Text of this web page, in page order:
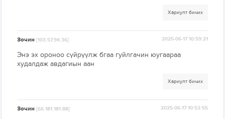
Хариулт бичих
Зочин[103.57.94.36] 2025-06-17 10:59:21
Энэ эх ороноо сүйрүүлж бгаа гуйлгачин юугаараа
худалдаж авдагиын аан
Хариулт бичих
Зочин[66.181.181.88] 2025-06-17 10:53:55